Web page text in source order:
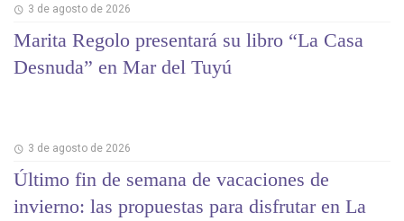
3 de agosto de 2026
Marita Regolo presentará su libro “La Casa
Desnuda” en Mar del Tuyú
3 de agosto de 2026
Último fin de semana de vacaciones de
invierno: las propuestas para disfrutar en La